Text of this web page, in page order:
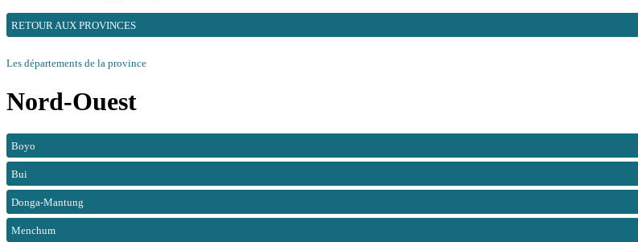
RETOUR AUX PROVINCES
Les départements de la province
Nord-Ouest
Boyo
Bui
Donga-Mantung
Menchum